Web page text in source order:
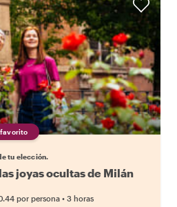
tu elección.
joyas ocultas de Milán
por persona • 3 horas